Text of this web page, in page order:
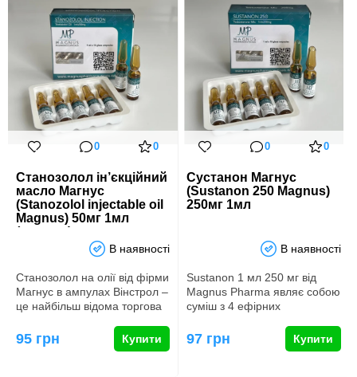
0 0
Станозолол ін’єкційний
масло Магнус
(Stanozolol injectable oil
Magnus) 50мг 1мл
(ампули)
В наявності
Станозолол на олії від фірми
Магнус в ампулах Вінстрол –
це найбільш відома торгова
95 грн Купити
0 0
Сустанон Магнус
(Sustanon 250 Magnus)
250мг 1мл
В наявності
Sustanon 1 мл 250 мг від
Magnus Pharma являє собою
суміш з 4 ефірних
заб…
97 грн Купити